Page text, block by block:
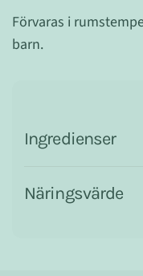
Förvaras i
barn.
Ingredienser
Näringsvärde